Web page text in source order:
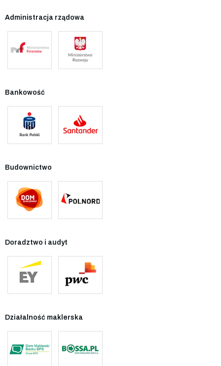
Administracja rządowa
Bankowość
Budownictwo
Doradztwo i audyt
Działalność maklerska